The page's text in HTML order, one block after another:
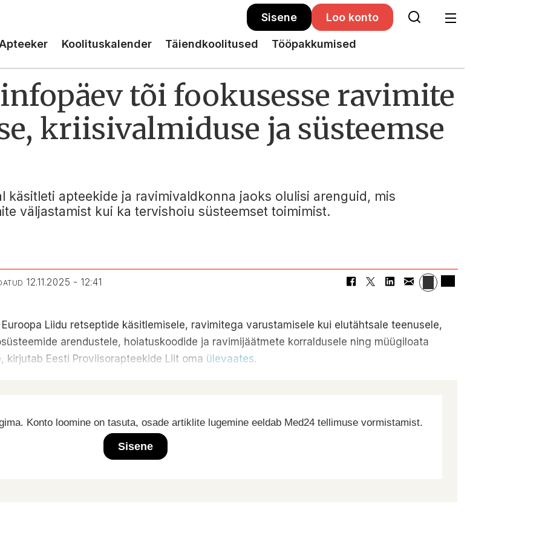
Sisene Loo konto
Koolituskalender Täiendkoolitused Tööpakkumised
tõi fookusesse ravimite
kriisivalmiduse ja süsteemse
käsitleti apteekide ja ravimivaldkonna jaoks olulisi arenguid, mis
väljastamist kui ka tervishoiu süsteemset toimimist.
12.11.2025 - 12:41
Liidu retseptide käsitlemisele, ravimitega varustamisele kui elutähtsale teenusele,
arendustele, hoiatuskoodide ja ravimijäätmete korraldusele ning müügiloata
Eesti Proviisorapteekide Liit oma ülevaates.
Konto loomine on tasuta, osade artiklite lugemine eeldab Med24 tellimuse vormistamist.
Sisene